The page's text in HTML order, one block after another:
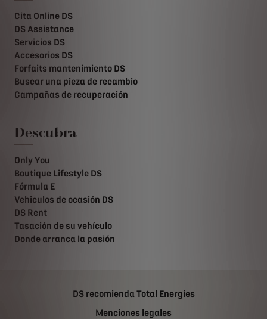
Cita Online DS
DS Assistance
Servicios DS
Accesorios DS
Forfaits mantenimiento DS
Buscar una pieza de recambio
Campañas de recuperación
Descubra
Only You
Boutique Lifestyle DS
Fórmula E
Vehiculos de ocasión DS
DS Rent
Tasación de su vehículo
Donde arranca la pasión
DS recomienda Total Energies
Menciones legales